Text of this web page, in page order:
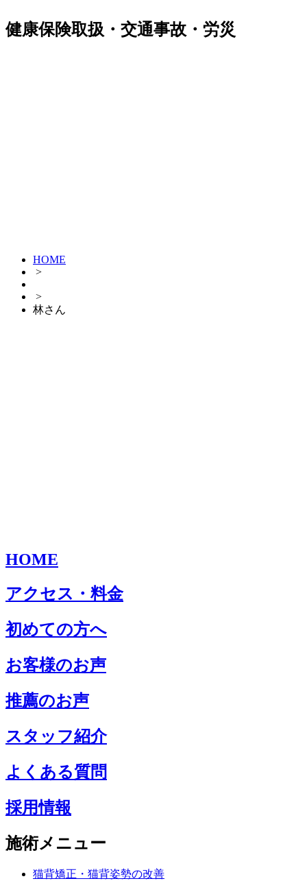
健康保険取扱・交通事故・労災
HOME
>
>
林さん
HOME
アクセス・料金
初めての方へ
お客様のお声
推薦のお声
スタッフ紹介
よくある質問
採用情報
施術メニュー
猫背矯正・猫背姿勢の改善